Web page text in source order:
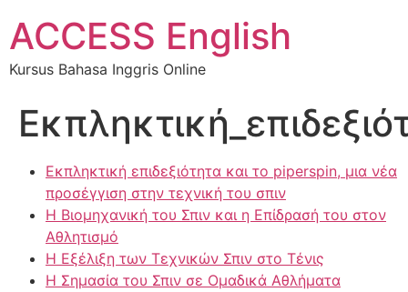
ACCESS English
Kursus Bahasa Inggris Online
Εκπληκτική επιδεξιότητα και το piperspin, μια νέα
προσέγγιση στην τεχνική του σπιν
Η Βιομηχανική του Σπιν και η Επίδρασή του στον
Αθλητισμό
Η Εξέλιξη των Τεχνικών Σπιν στο Τένις
Η Σημασία του Σπιν σε Ομαδικά Αθλήματα